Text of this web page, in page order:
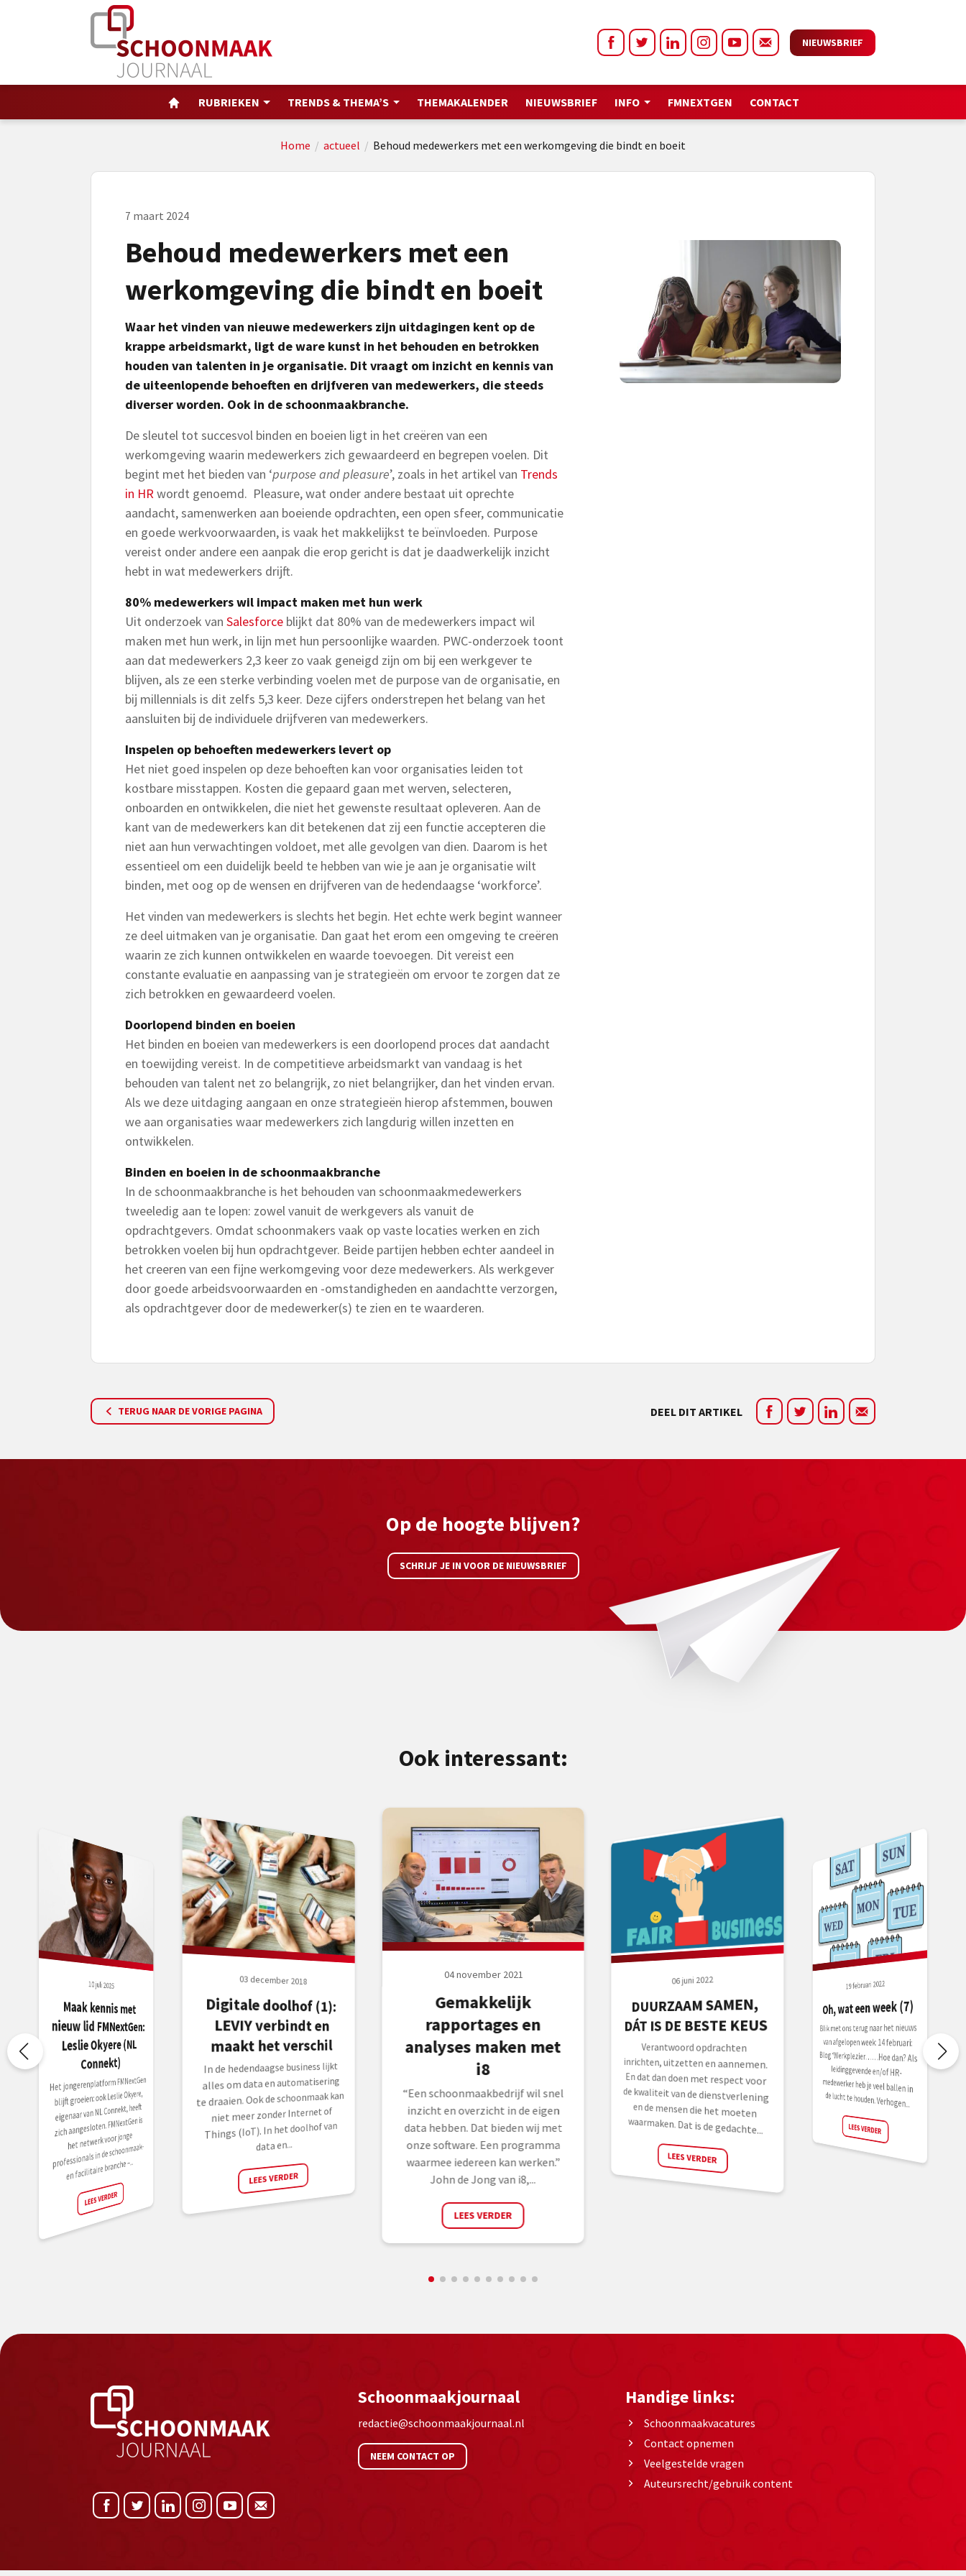
NIEUWSBRIEF
RUBRIEKEN TRENDS & THEMA’S THEMAKALENDER NIEUWSBRIEF INFO FMNEXTGEN CONTACT
Home / actueel / Behoud medewerkers met een werkomgeving die bindt en boeit
7 maart 2024
Behoud medewerkers met een
werkomgeving die bindt en boeit
Waar het vinden van nieuwe medewerkers zijn uitdagingen kent op de
krappe arbeidsmarkt, ligt de ware kunst in het behouden en betrokken
houden van talenten in je organisatie. Dit vraagt om inzicht en kennis van
de uiteenlopende behoeften en drijfveren van medewerkers, die steeds
diverser worden. Ook in de schoonmaakbranche.
De sleutel tot succesvol binden en boeien ligt in het creëren van een
werkomgeving waarin medewerkers zich gewaardeerd en begrepen voelen. Dit
begint met het bieden van ‘purpose and pleasure’, zoals in het artikel van Trends
in HRwordt genoemd. Pleasure, wat onder andere bestaat uit oprechte
aandacht, samenwerken aan boeiende opdrachten, een open sfeer, communicatie
en goede werkvoorwaarden, is vaak het makkelijkst te beïnvloeden. Purpose
vereist onder andere een aanpak die erop gericht is dat je daadwerkelijk inzicht
hebt in wat medewerkers drijft.
80% medewerkers wil impact maken met hun werk
Uit onderzoek van Salesforce blijkt dat 80% van de medewerkers impact wil
maken met hun werk, in lijn met hun persoonlijke waarden. PWC-onderzoek toont
aan dat medewerkers 2,3 keer zo vaak geneigd zijn om bij een werkgever te
blijven, als ze een sterke verbinding voelen met de purpose van de organisatie, en
bij millennials is dit zelfs 5,3 keer. Deze cijfers onderstrepen het belang van het
aansluiten bij de individuele drijfveren van medewerkers.
Inspelen op behoeften medewerkers levert op
Het niet goed inspelen op deze behoeften kan voor organisaties leiden tot
kostbare misstappen. Kosten die gepaard gaan met werven, selecteren,
onboarden en ontwikkelen, die niet het gewenste resultaat opleveren. Aan de
kant van de medewerkers kan dit betekenen dat zij een functie accepteren die
niet aan hun verwachtingen voldoet, met alle gevolgen van dien. Daarom is het
essentieel om een duidelijk beeld te hebben van wie je aan je organisatie wilt
binden, met oog op de wensen en drijfveren van de hedendaagse ‘workforce’.
Het vinden van medewerkers is slechts het begin. Het echte werk begint wanneer
ze deel uitmaken van je organisatie. Dan gaat het erom een omgeving te creëren
waarin ze zich kunnen ontwikkelen en waarde toevoegen. Dit vereist een
constante evaluatie en aanpassing van je strategieën om ervoor te zorgen dat ze
zich betrokken en gewaardeerd voelen.
Doorlopend binden en boeien
Het binden en boeien van medewerkers is een doorlopend proces dat aandacht
en toewijding vereist. In de competitieve arbeidsmarkt van vandaag is het
behouden van talent net zo belangrijk, zo niet belangrijker, dan het vinden ervan.
Als we deze uitdaging aangaan en onze strategieën hierop afstemmen, bouwen
we aan organisaties waar medewerkers zich langdurig willen inzetten en
ontwikkelen.
Binden en boeien in de schoonmaakbranche
In de schoonmaakbranche is het behouden van schoonmaakmedewerkers
tweeledig aan te lopen: zowel vanuit de werkgevers als vanuit de
opdrachtgevers. Omdat schoonmakers vaak op vaste locaties werken en zich
betrokken voelen bij hun opdrachtgever. Beide partijen hebben echter aandeel in
het creeren van een fijne werkomgeving voor deze medewerkers. Als werkgever
door goede arbeidsvoorwaarden en -omstandigheden en aandachtte verzorgen,
als opdrachtgever door de medewerker(s) te zien en te waarderen.
TERUG NAAR DE VORIGE PAGINA DEEL DIT ARTIKEL
Op de hoogte blijven?
SCHRIJF JE IN VOOR DE NIEUWSBRIEF
Ook interessant:
10 juli 2025
Maak kennis met
nieuw lid FMNextGen:
Leslie Okyere (NL
Connekt)
Het jongerenplatform FMNextGen
blijft groeien: ook Leslie Okyere,
eigenaar van NL Connekt, heeft
zich aangesloten. FMNextGen is
het netwerk voor jonge
professionals in de schoonmaak-
en facilitaire branche –...
LEES VERDER
03 december 2018
Digitale doolhof (1):
LEVIY verbindt en
maakt het verschil
In de hedendaagse business lijkt
alles om data en automatisering
te draaien. Ook de schoonmaak kan
niet meer zonder Internet of
Things (IoT). In het doolhof van
data en...
LEES VERDER
04 november 2021
Gemakkelijk
rapportages en
analyses maken met
i8
“Een schoonmaakbedrijf wil snel
inzicht en overzicht in de eigen
data hebben. Dat bieden wij met
onze software. Een programma
waarmee iedereen kan werken.”
John de Jong van i8,...
LEES VERDER
06 juni 2022
DUURZAAM SAMEN,
DÁT IS DE BESTE KEUS
Verantwoord opdrachten
inrichten, uitzetten en aannemen.
En dat dan doen met respect voor
de kwaliteit van de dienstverlening
en de mensen die het moeten
waarmaken. Dat is de gedachte...
LEES VERDER
19 februari 2022
Oh, wat een week (7)
Blik met ons terug naar het nieuws
van afgelopen week: 14 februari:
Blog ‘Werkplezier……Hoe dan? Als
leidinggevende en/of HR-
medewerker heb je veel ballen in
de lucht te houden. Verhogen...
LEES VERDER
Schoonmaakjournaal
redactie@schoonmaakjournaal.nl
NEEM CONTACT OP
Handige links:
Schoonmaakvacatures
Contact opnemen
Veelgestelde vragen
Auteursrecht/gebruik content